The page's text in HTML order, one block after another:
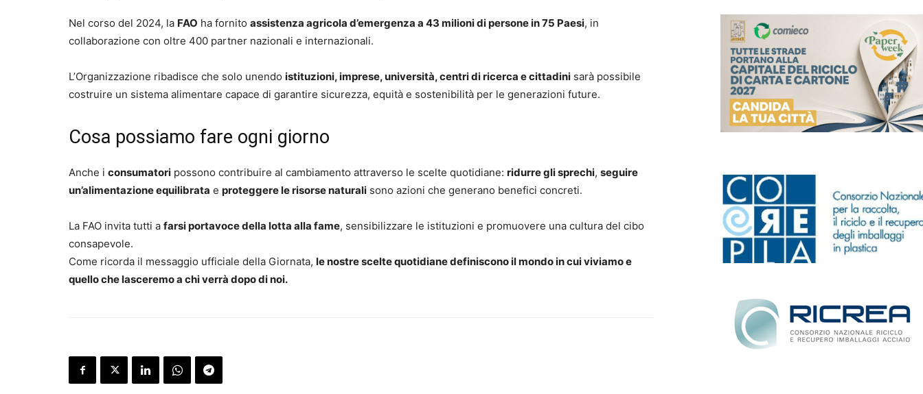
Nel corso del 2024, la FAO ha fornito assistenza agricola d’emergenza a 43 milioni di persone in 75 Paesi, in
collaborazione con oltre 400 partner nazionali e internazionali.
L’Organizzazione ribadisce che solo unendo istituzioni, imprese, università, centri di ricerca e cittadini sarà possibile
costruire un sistema alimentare capace di garantire sicurezza, equità e sostenibilità per le generazioni future.
Cosa possiamo fare ogni giorno
Anche i consumatori possono contribuire al cambiamento attraverso le scelte quotidiane: ridurre gli sprechi, seguire
un’alimentazione equilibrata e proteggere le risorse naturali sono azioni che generano benefici concreti.
La FAO invita tutti a farsi portavoce della lotta alla fame, sensibilizzare le istituzioni e promuovere una cultura del cibo
consapevole.
Come ricorda il messaggio ufficiale della Giornata, le nostre scelte quotidiane definiscono il mondo in cui viviamo e
quello che lasceremo a chi verrà dopo di noi.